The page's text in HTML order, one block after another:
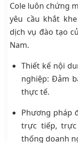
Cole luôn chứng
yêu cầu khắt
dịch vụ đào tạo
Nam.
Thiết kế nội
nghiệp: Đảm
thực tế.
Phương pháp
trực tiếp,
thống doanh